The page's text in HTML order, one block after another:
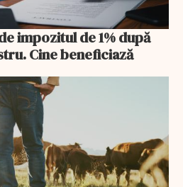
impozitul de 1% după
Cine beneficiază